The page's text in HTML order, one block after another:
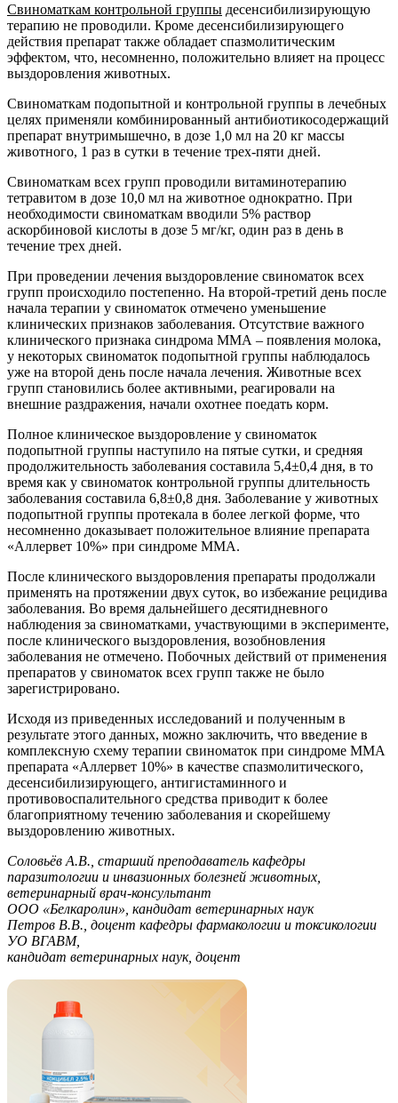
Свиноматкам контрольной группы десенсибилизирующую
терапию не проводили. Кроме десенсибилизирующего
действия препарат также обладает спазмолитическим
эффектом, что, несомненно, положительно влияет на процесс
выздоровления животных.
Свиноматкам подопытной и контрольной группы в лечебных
целях применяли комбинированный антибиотикосодержащий
препарат внутримышечно, в дозе 1,0 мл на 20 кг массы
животного, 1 раз в сутки в течение трех-пяти дней.
Свиноматкам всех групп проводили витаминотерапию
тетравитом в дозе 10,0 мл на животное однократно. При
необходимости свиноматкам вводили 5% раствор
аскорбиновой кислоты в дозе 5 мг/кг, один раз в день в
течение трех дней.
При проведении лечения выздоровление свиноматок всех
групп происходило постепенно. На второй-третий день после
начала терапии у свиноматок отмечено уменьшение
клинических признаков заболевания. Отсутствие важного
клинического признака синдрома ММА – появления молока,
у некоторых свиноматок подопытной группы наблюдалось
уже на второй день после начала лечения. Животные всех
групп становились более активными, реагировали на
внешние раздражения, начали охотнее поедать корм.
Полное клиническое выздоровление у свиноматок
подопытной группы наступило на пятые сутки, и средняя
продолжительность заболевания составила 5,4±0,4 дня, в то
время как у свиноматок контрольной группы длительность
заболевания составила 6,8±0,8 дня. Заболевание у животных
подопытной группы протекала в более легкой форме, что
несомненно доказывает положительное влияние препарата
«Аллервет 10%» при синдроме ММА.
После клинического выздоровления препараты продолжали
применять на протяжении двух суток, во избежание рецидива
заболевания. Во время дальнейшего десятидневного
наблюдения за свиноматками, участвующими в эксперименте,
после клинического выздоровления, возобновления
заболевания не отмечено. Побочных действий от применения
препаратов у свиноматок всех групп также не было
зарегистрировано.
Исходя из приведенных исследований и полученным в
результате этого данных, можно заключить, что введение в
комплексную схему терапии свиноматок при синдроме ММА
препарата «Аллервет 10%» в качестве спазмолитического,
десенсибилизирующего, антигистаминного и
противовоспалительного средства приводит к более
благоприятному течению заболевания и скорейшему
выздоровлению животных.
Соловьёв А.В., старший преподаватель кафедры
паразитологии и инвазионных болезней животных,
ветеринарный врач-консультант
ООО «Белкаролин», кандидат ветеринарных наук
Петров В.В., доцент кафедры фармакологии и токсикологии
УО ВГАВМ,
кандидат ветеринарных наук, доцент